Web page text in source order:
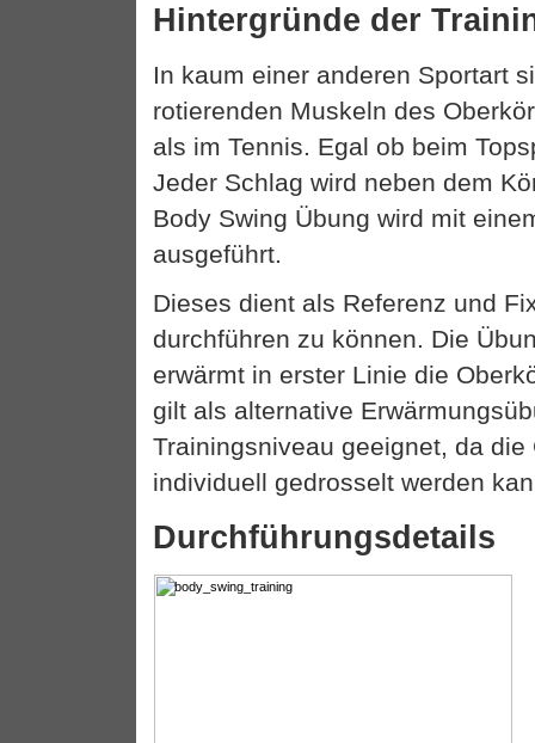
Hintergründe der
In kaum einer anderen Sportart
rotierenden Muskeln des
als im Tennis. Egal ob beim
Jeder Schlag wird neben dem
Body Swing Übung wird mit
ausgeführt.
Dieses dient als Referenz und
durchführen zu können. Die
erwärmt in erster Linie die
gilt als alternative
Trainingsniveau geeignet, da
individuell gedrosselt werden
Durchführungsdetails